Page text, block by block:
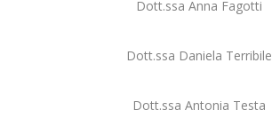
Dott.ssa Anna Fagotti
Dott.ssa Daniela Terribile
Dott.ssa Antonia Testa